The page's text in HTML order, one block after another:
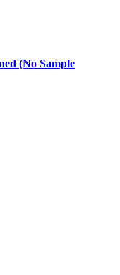
(No Sample